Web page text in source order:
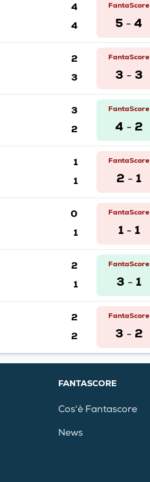
4
4
FantaScore
5 - 4
2
3
FantaScore
3 - 3
3
2
FantaScore
4 - 2
1
1
FantaScore
2 - 1
0
1
FantaScore
1 - 1
2
1
FantaScore
3 - 1
2
2
FantaScore
3 - 2
FANTASCORE
Cos'è Fantascore
News